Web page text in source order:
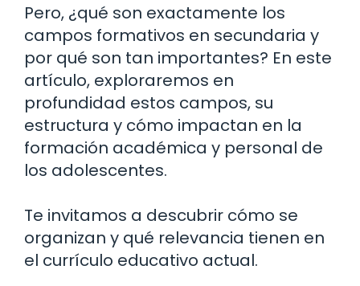
Pero, ¿qué son exactamente los
campos formativos en secundaria y
por qué son tan importantes? En este
artículo, exploraremos en
profundidad estos campos, su
estructura y cómo impactan en la
formación académica y personal de
los adolescentes.
Te invitamos a descubrir cómo se
organizan y qué relevancia tienen en
el currículo educativo actual.